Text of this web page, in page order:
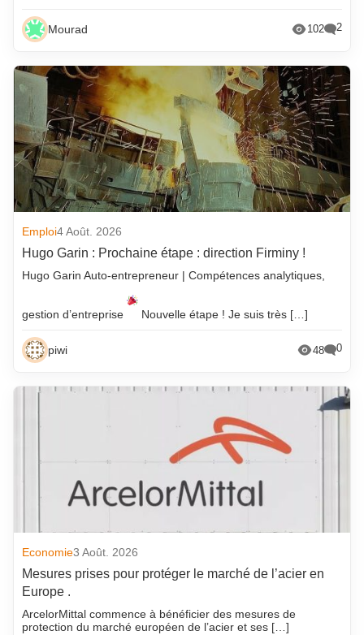
Mourad 102 2
Emploi4 Août. 2026
Hugo Garin : Prochaine étape : direction Firminy !
Hugo Garin Auto-entrepreneur | Compétences analytiques,
gestion d’entreprise Nouvelle étape ! Je suis très […]
piwi 48 0
Economie3 Août. 2026
Mesures prises pour protéger le marché de l’acier en
Europe .
ArcelorMittal commence à bénéficier des mesures de
protection du marché européen de l’acier et ses […]